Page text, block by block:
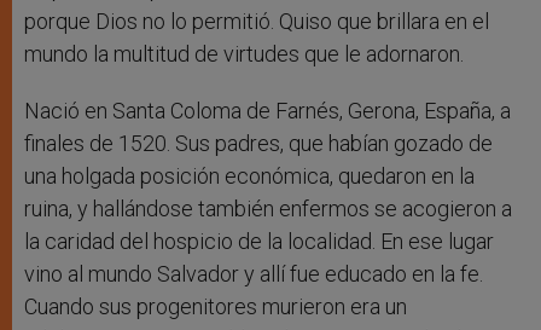
porque Dios no lo permitió. Quiso que brillara en el
mundo la multitud de virtudes que le adornaron.
Nació en Santa Coloma de Farnés, Gerona, España, a
finales de 1520. Sus padres, que habían gozado de
una holgada posición económica, quedaron en la
ruina, y hallándose también enfermos se acogieron a
la caridad del hospicio de la localidad. En ese lugar
vino al mundo Salvador y allí fue educado en la fe.
Cuando sus progenitores murieron era un